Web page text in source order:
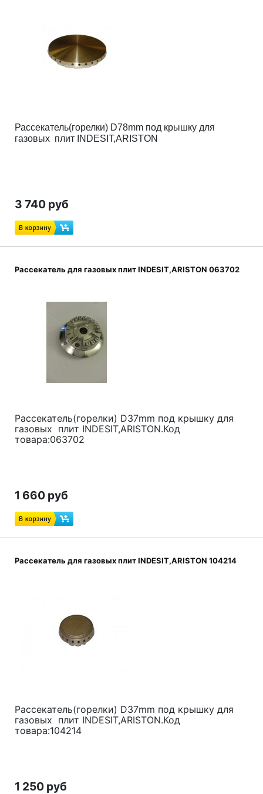
Рассекатель(горелки) D78mm под крышку для
газовых плит INDESIT,ARISTON
3 740 руб
Рассекатель для газовых плит INDESIT,ARISTON 063702
Рассекатель(горелки) D37mm под крышку для
газовых плит INDESIT,ARISTON.Код
товара:063702
1 660 руб
Рассекатель для газовых плит INDESIT,ARISTON 104214
Рассекатель(горелки) D37mm под крышку для
газовых плит INDESIT,ARISTON.Код
товара:104214
1 250 руб